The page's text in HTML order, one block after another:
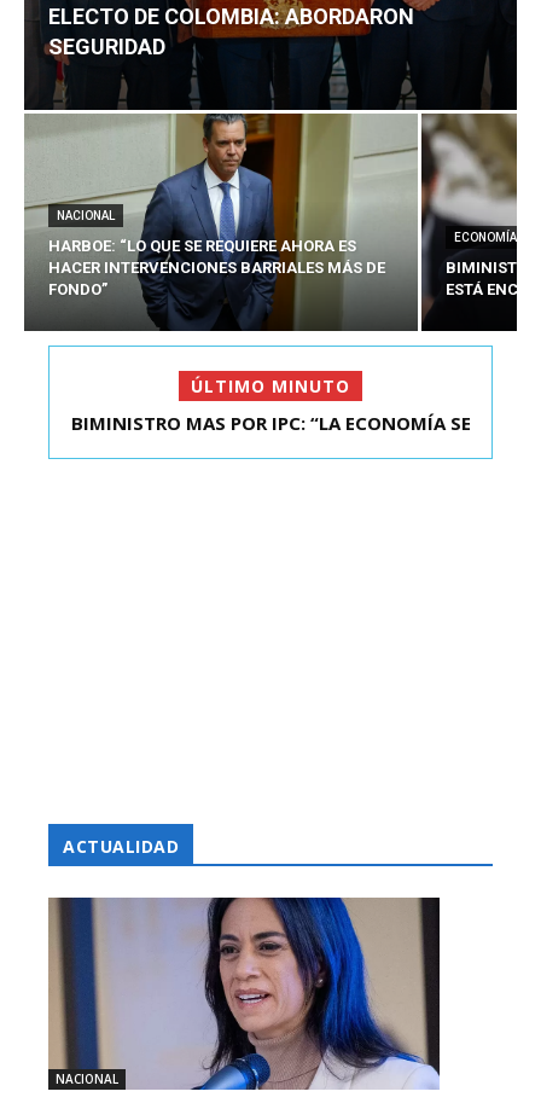
ELECTO DE COLOMBIA: ABORDARON
SEGURIDAD
NACIONAL
HARBOE: “LO QUE SE REQUIERE AHORA ES
HACER INTERVENCIONES BARRIALES MÁS DE
FONDO”
ECONOMÍA
BIMINISTRO
ESTÁ
ÚLTIMO MINUTO
KAST SE REUNIÓ CON EL PRESIDENTE ELECTO DE
BIMINISTRO MAS POR IPC: “LA ECONOMÍA SE
ACTUALIDAD
NACIONAL